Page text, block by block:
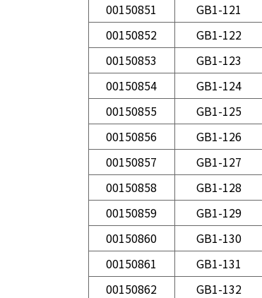
00150851
GB1-121
00150852
GB1-122
00150853
GB1-123
00150854
GB1-124
00150855
GB1-125
00150856
GB1-126
00150857
GB1-127
00150858
GB1-128
00150859
GB1-129
00150860
GB1-130
00150861
GB1-131
00150862
GB1-132